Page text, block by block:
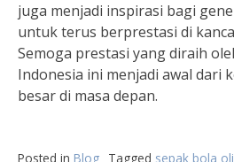
juga menjadi inspirasi bagi
untuk terus berprestasi di
Semoga prestasi yang diraih
Indonesia ini menjadi awal dari
besar di masa depan.
Posted in Blog Tagged sepak bola